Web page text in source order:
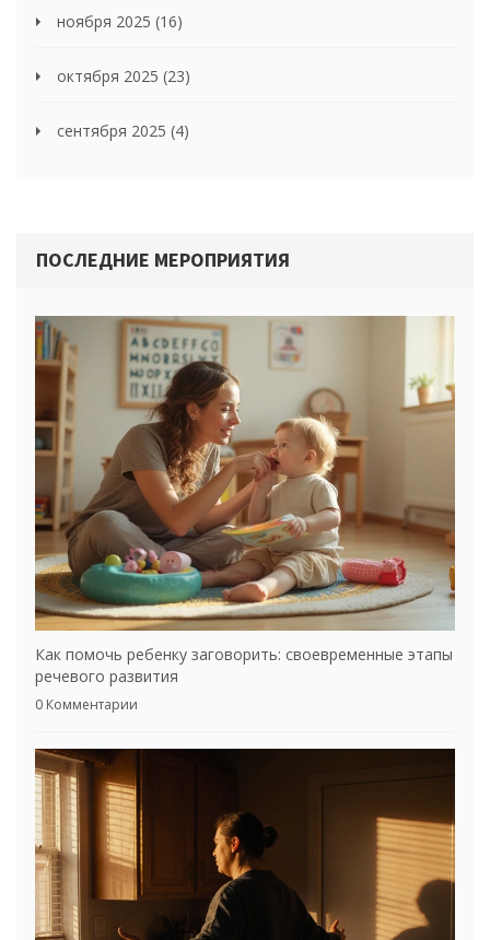
ноября 2025 (16)
октября 2025 (23)
сентября 2025 (4)
ПОСЛЕДНИЕ МЕРОПРИЯТИЯ
Как помочь ребенку заговорить: своевременные этапы
речевого развития
0 Комментарии